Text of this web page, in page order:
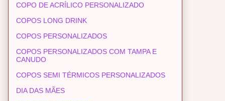
COPO DE ACRÍLICO PERSONALIZADO
COPOS LONG DRINK
COPOS PERSONALIZADOS
COPOS PERSONALIZADOS COM TAMPA E
CANUDO
COPOS SEMI TÉRMICOS PERSONALIZADOS
DIA DAS MÃES